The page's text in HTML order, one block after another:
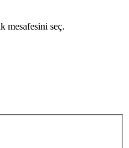
mesafesini seç.